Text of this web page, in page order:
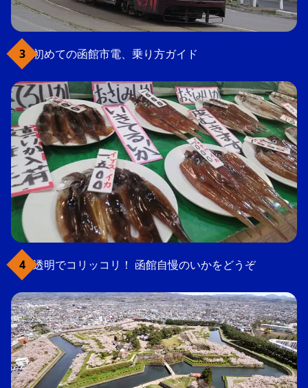
初めての函館市電、乗り方ガイド
透明でコリッコリ！ 函館自慢のいかをどうぞ